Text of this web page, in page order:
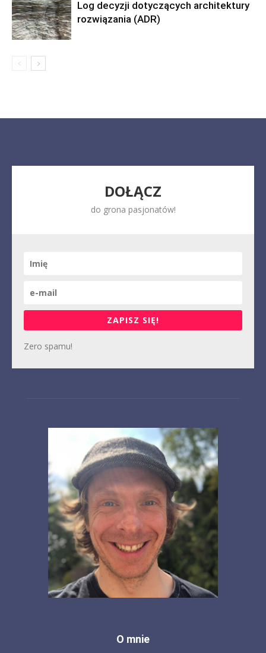
Log decyzji dotyczących architektury
rozwiązania (ADR)
DOŁĄCZ
do grona pasjonatów!
ZAPISZ SIĘ!
Zero spamu!
O mnie